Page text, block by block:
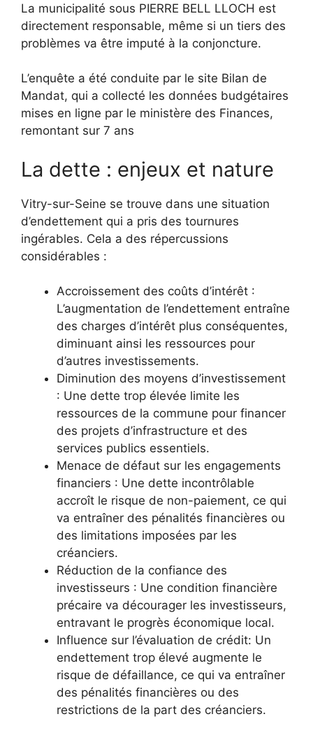
La municipalité sous PIERRE BELL LLOCH est
directement responsable, même si un tiers des
problèmes va être imputé à la conjoncture.
L’enquête a été conduite par le site Bilan de
Mandat, qui a collecté les données budgétaires
mises en ligne par le ministère des Finances,
remontant sur 7 ans
La dette : enjeux et nature
Vitry-sur-Seine se trouve dans une situation
d’endettement qui a pris des tournures
ingérables. Cela a des répercussions
considérables :
Accroissement des coûts d’intérêt :
L’augmentation de l’endettement entraîne
des charges d’intérêt plus conséquentes,
diminuant ainsi les ressources pour
d’autres investissements.
Diminution des moyens d’investissement
: Une dette trop élevée limite les
ressources de la commune pour financer
des projets d’infrastructure et des
services publics essentiels.
Menace de défaut sur les engagements
financiers : Une dette incontrôlable
accroît le risque de non-paiement, ce qui
va entraîner des pénalités financières ou
des limitations imposées par les
créanciers.
Réduction de la confiance des
investisseurs : Une condition financière
précaire va décourager les investisseurs,
entravant le progrès économique local.
Influence sur l’évaluation de crédit: Un
endettement trop élevé augmente le
risque de défaillance, ce qui va entraîner
des pénalités financières ou des
restrictions de la part des créanciers.